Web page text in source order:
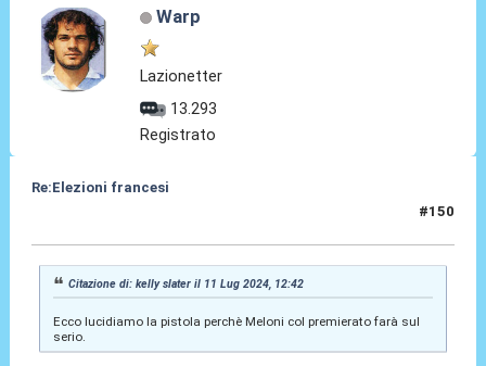
Warp
Lazionetter
13.293
Registrato
Re:Elezioni francesi
#150
Citazione di: kelly slater il 11 Lug 2024, 12:42
Ecco lucidiamo la pistola perchè Meloni col premierato farà sul
serio.